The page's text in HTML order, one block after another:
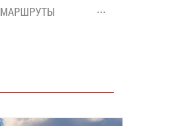
МАРШРУТЫ ...